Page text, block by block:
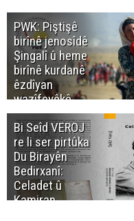
PWK: Piştişê
birînê jenosîdê
Şingalî û heme
birînê kurdanê
êzdîyan
wazîfeyêkê
neteweyî yê
heme kurdanê
dinya yo
Bi Seîd VEROJ
re li ser pirtûka
Du Birayên
Bedirxanî:
Celadet û
Kamiran